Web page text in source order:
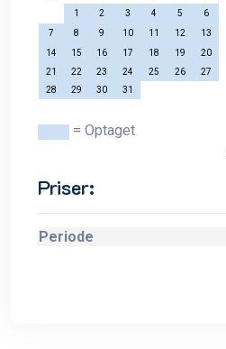
1
2 3 4 5
6
7
8 9 10 11 12
13
14
15 16 17 18 19
20
21
22 23 24 25 26
27
28
29 30 31
= Optaget
Priser:
Periode